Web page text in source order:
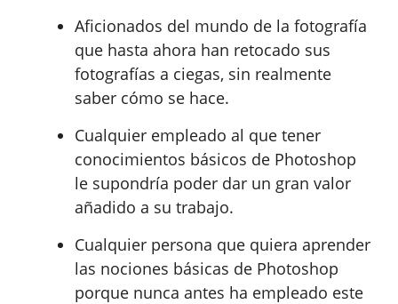
Aficionados del mundo de la fotografía
que hasta ahora han retocado sus
fotografías a ciegas, sin realmente
saber cómo se hace.
Cualquier empleado al que tener
conocimientos básicos de Photoshop
le supondría poder dar un gran valor
añadido a su trabajo.
Cualquier persona que quiera aprender
las nociones básicas de Photoshop
porque nunca antes ha empleado este